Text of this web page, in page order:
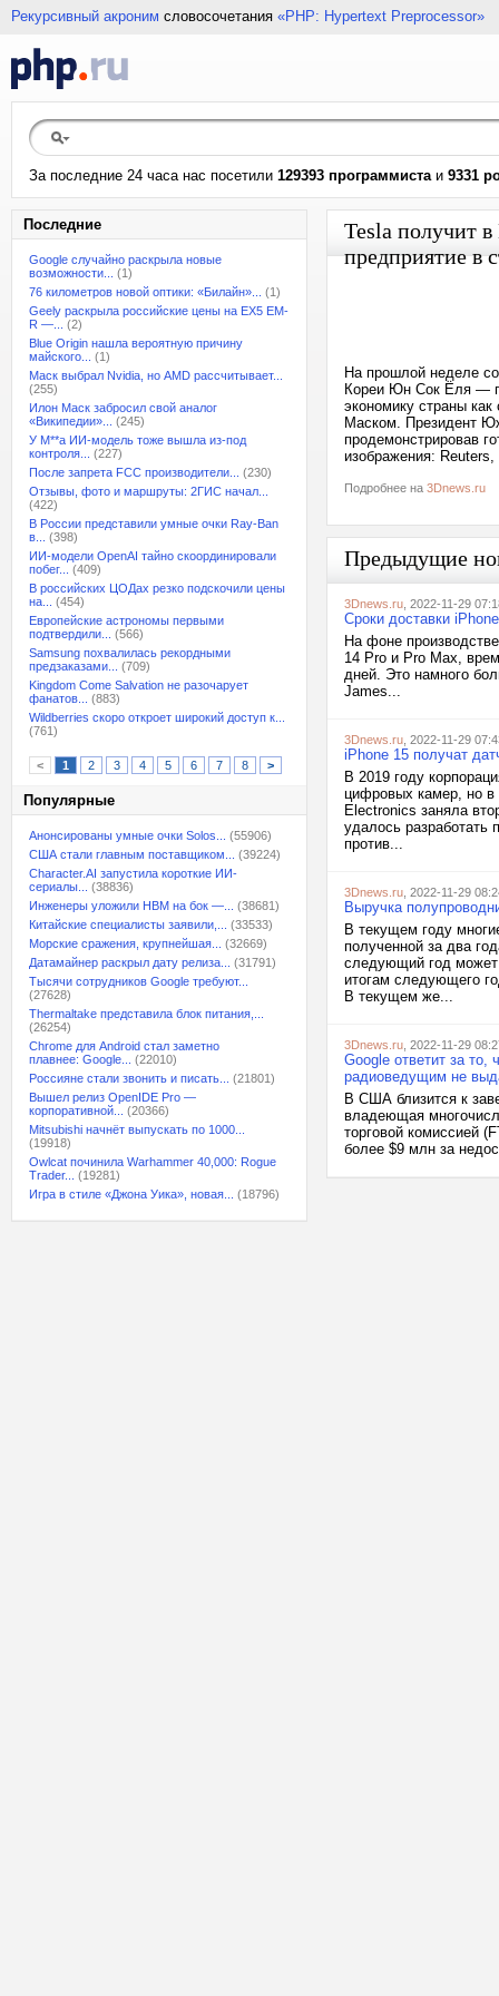
Рекурсивный акроним словосочетания «PHP: Hypertext Preprocessor»
За последние 24 часа нас посетили 129393 программистаи 9331
Последние
Google случайно раскрыла новые
возможности...
(1)
76 километров новой оптики: «Билайн»...
(1)
Geely раскрыла российские цены на EX5 EM-
R —...
(2)
Blue Origin нашла вероятную причину
майского...
(1)
Маск выбрал Nvidia, но AMD рассчитывает...
(255)
Илон Маск забросил свой аналог
«Википедии»...
(245)
У M**a ИИ-модель тоже вышла из-под
контроля...
(227)
После запрета FCC производители...
(230)
Отзывы, фото и маршруты: 2ГИС начал...
(422)
В России представили умные очки Ray-Ban
в...
(398)
ИИ-модели OpenAI тайно скоординировали
побег...
(409)
В российских ЦОДах резко подскочили цены
на...
(454)
Европейские астрономы первыми
подтвердили...
(566)
Samsung похвалилась рекордными
предзаказами...
(709)
Kingdom Come Salvation не разочарует
фанатов...
(883)
Wildberries скоро откроет широкий доступ к...
(761)
< 1 2 3 4 5 6 7 8 >
Популярные
Анонсированы умные очки Solos...
(55906)
США стали главным поставщиком...
(39224)
Character.AI запустила короткие ИИ-
сериалы...
(38836)
Инженеры уложили HBM на бок —...
(38681)
Китайские специалисты заявили,...
(33533)
Морские сражения, крупнейшая...
(32669)
Датамайнер раскрыл дату релиза...
(31791)
Тысячи сотрудников Google требуют...
(27628)
Thermaltake представила блок питания,...
(26254)
Chrome для Android стал заметно
плавнее: Google...
(22010)
Россияне стали звонить и писать...
(21801)
Вышел релиз OpenIDE Pro —
корпоративной...
(20366)
Mitsubishi начнёт выпускать по 1000...
(19918)
Owlcat починила Warhammer 40,000: Rogue
Trader...
(19281)
Игра в стиле «Джона Уика», новая...
(18796)
Tesla получит
предприятие в
На прошлой неделе
Кореи Юн Сок Ёля —
экономику страны
Маском. Президент
продемонстрировав
изображения:
Подробнее на 3Dnews.ru
Предыдущие
3Dnews.ru , 2022-11-29
Сроки доставки
На фоне
14 Pro и Pro Max,
дней. Это намного
James...
3Dnews.ru , 2022-11-29
iPhone 15 получат
В 2019 году
цифровых камер, но в
Electronics заняла
удалось разработать
против...
3Dnews.ru , 2022-11-29
Выручка
В текущем году
полученной за два
следующий год может
итогам следующего
В текущем же...
3Dnews.ru , 2022-11-29
Google ответит за
радиоведущим не
В США близится к
владеющая
торговой комиссией
более $9 млн за